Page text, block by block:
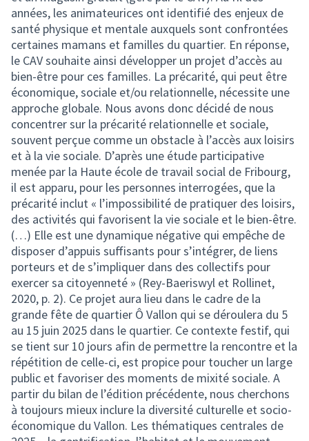
années, les animateurices ont identifié des enjeux de
santé physique et mentale auxquels sont confrontées
certaines mamans et familles du quartier. En réponse,
le CAV souhaite ainsi développer un projet d’accès au
bien-être pour ces familles. La précarité, qui peut être
économique, sociale et/ou relationnelle, nécessite une
approche globale. Nous avons donc décidé de nous
concentrer sur la précarité relationnelle et sociale,
souvent perçue comme un obstacle à l’accès aux loisirs
et à la vie sociale. D’après une étude participative
menée par la Haute école de travail social de Fribourg,
il est apparu, pour les personnes interrogées, que la
précarité inclut « l’impossibilité de pratiquer des loisirs,
des activités qui favorisent la vie sociale et le bien-être.
(…) Elle est une dynamique négative qui empêche de
disposer d’appuis suffisants pour s’intégrer, de liens
porteurs et de s’impliquer dans des collectifs pour
exercer sa citoyenneté » (Rey-Baeriswyl et Rollinet,
2020, p. 2). Ce projet aura lieu dans le cadre de la
grande fête de quartier Ô Vallon qui se déroulera du 5
au 15 juin 2025 dans le quartier. Ce contexte festif, qui
se tient sur 10 jours afin de permettre la rencontre et la
répétition de celle-ci, est propice pour toucher un large
public et favoriser des moments de mixité sociale. A
partir du bilan de l’édition précédente, nous cherchons
à toujours mieux inclure la diversité culturelle et socio-
économique du Vallon. Les thématiques centrales de